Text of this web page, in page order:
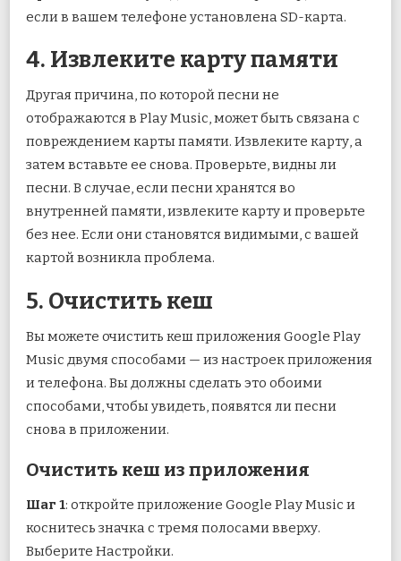
если в вашем телефоне установлена ​​SD-карта.
4. Извлеките карту памяти
Другая причина, по которой песни не
отображаются в Play Music, может быть связана с
повреждением карты памяти. Извлеките карту, а
затем вставьте ее снова. Проверьте, видны ли
песни. В случае, если песни хранятся во
внутренней памяти, извлеките карту и проверьте
без нее. Если они становятся видимыми, с вашей
картой возникла проблема.
5. Очистить кеш
Вы можете очистить кеш приложения Google Play
Music двумя способами — из настроек приложения
и телефона. Вы должны сделать это обоими
способами, чтобы увидеть, появятся ли песни
снова в приложении.
Очистить кеш из приложения
Шаг 1: откройте приложение Google Play Music и
коснитесь значка с тремя полосами вверху.
Выберите Настройки.